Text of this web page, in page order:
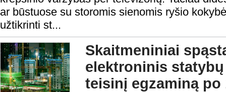
ar būstuose su storomis sienomis ryšio
užtikrinti st...
Skaitmeniniai
elektroninis
teisinį egzaminą po